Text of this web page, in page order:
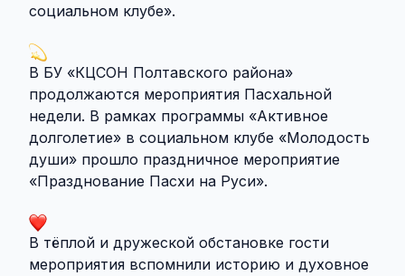
социальном клубе».
В БУ «КЦСОН Полтавского района»
продолжаются мероприятия Пасхальной
недели. В рамках программы «Активное
долголетие» в социальном клубе «Молодость
души» прошло праздничное мероприятие
«Празднование Пасхи на Руси».
В тёплой и дружеской обстановке гости
мероприятия вспомнили историю и духовное